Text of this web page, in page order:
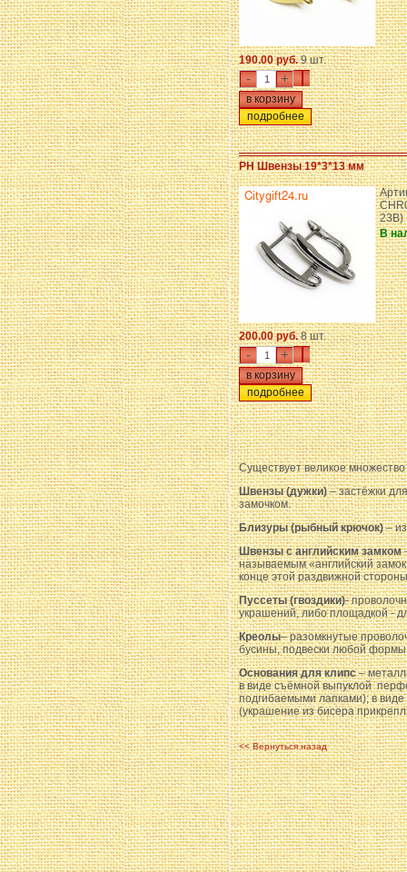
190.00 руб.9 шт.
- +
подробнее
PH Швензы 19*3*13 мм
23B)
В
200.00 руб.8 шт.
- +
подробнее
Существует великое
Швензы (дужки)– застёжки
замочком.
Близуры (рыбный крючок)–
Швензы с английским замком
называемым «английский
конце этой раздвижной
Пуссеты (гвоздики)-
украшений, либо площадкой -
Креолы– разомкнутые
бусины, подвески любой
Основания для клипс–
в виде съёмной выпуклой
подгибаемыми лапками); в
(украшение из бисера
<< Вернуться назад